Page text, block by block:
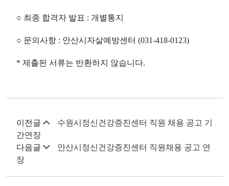
○ 최종 합격자 발표 : 개별통지
○ 문의사항 : 안산시자살예방센터 (031-418-0123)
* 제출된 서류는 반환하지 않습니다.
이전글
수원시정신건강증진센터 직원 채용 공고 기
간연장
다음글
안산시정신건강증진센터 직원채용 공고 연
장